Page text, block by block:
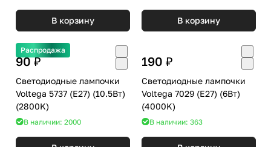
В корзину В корзину
Распродажа
90 ₽
Светодиодные лампочки
Voltega 5737 (E27) (10.5Вт)
(2800K)
В наличии: 2000
190 ₽
Светодиодные лампочки
Voltega 7029 (E27) (6Вт)
(4000K)
В наличии: 363